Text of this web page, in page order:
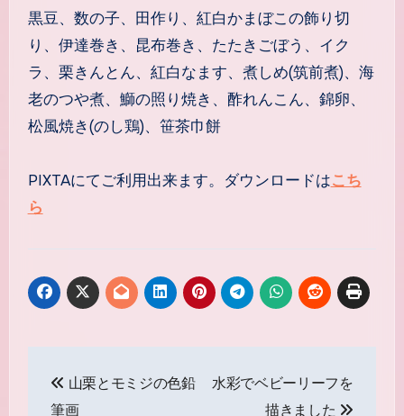
黒豆、数の子、田作り、紅白かまぼこの飾り切
り、伊達巻き、昆布巻き、たたきごぼう、イク
ラ、栗きんとん、紅白なます、煮しめ(筑前煮)、海
老のつや煮、鰤の照り焼き、酢れんこん、錦卵、
松風焼き(のし鶏)、笹茶巾餅
PIXTAにてご利用出来ます。ダウンロードはこち
ら
稿
山栗とモミジの色鉛
筆画
水彩でベビーリーフを
描きました